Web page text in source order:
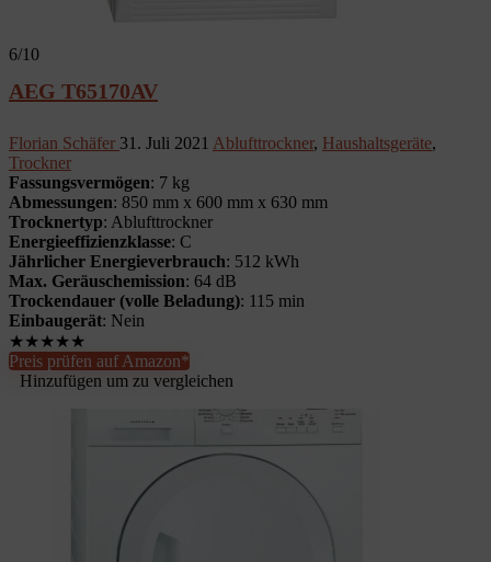
6/10
AEG T65170AV
Florian Schäfer 31. Juli 2021 Ablufttrockner, Haushaltsgeräte,
Trockner
Fassungsvermögen: 7 kg
Abmessungen: 850 mm x 600 mm x 630 mm
Trocknertyp: Ablufttrockner
Energieeffizienzklasse: C
Jährlicher Energieverbrauch: 512 kWh
Max. Geräuschemission: 64 dB
Trockendauer (volle Beladung): 115 min
Einbaugerät: Nein
★★★★★
Preis prüfen auf Amazon*
Hinzufügen um zu vergleichen